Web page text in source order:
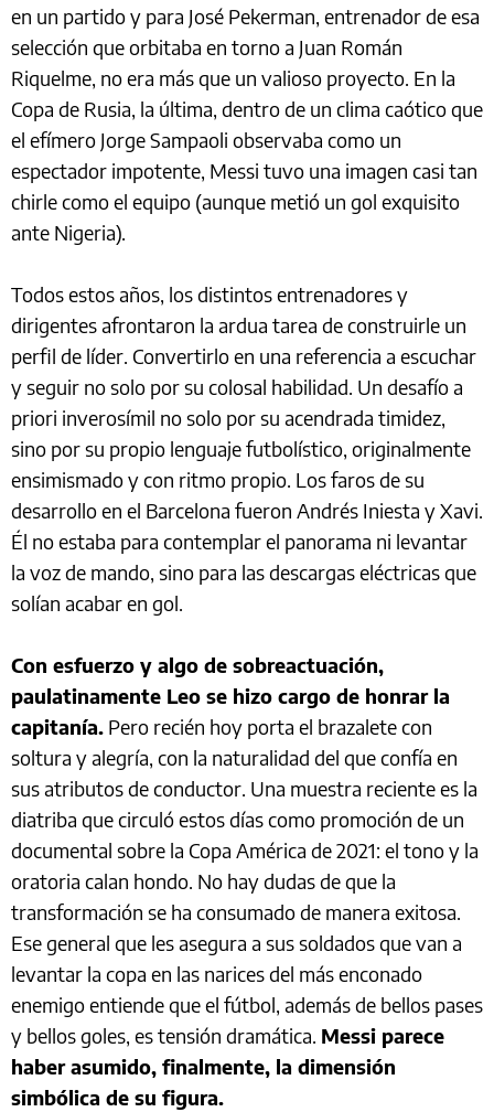
en un partido y para José Pekerman, entrenador de esa
selección que orbitaba en torno a Juan Román
Riquelme, no era más que un valioso proyecto. En la
Copa de Rusia, la última, dentro de un clima caótico que
el efímero Jorge Sampaoli observaba como un
espectador impotente, Messi tuvo una imagen casi tan
chirle como el equipo (aunque metió un gol exquisito
ante Nigeria).
Todos estos años, los distintos entrenadores y
dirigentes afrontaron la ardua tarea de construirle un
perfil de líder. Convertirlo en una referencia a escuchar
y seguir no solo por su colosal habilidad. Un desafío a
priori inverosímil no solo por su acendrada timidez,
sino por su propio lenguaje futbolístico, originalmente
ensimismado y con ritmo propio. Los faros de su
desarrollo en el Barcelona fueron Andrés Iniesta y Xavi.
Él no estaba para contemplar el panorama ni levantar
la voz de mando, sino para las descargas eléctricas que
solían acabar en gol.
Con esfuerzo y algo de sobreactuación,
paulatinamente Leo se hizo cargo de honrar la
capitanía. Pero recién hoy porta el brazalete con
soltura y alegría, con la naturalidad del que confía en
sus atributos de conductor. Una muestra reciente es la
diatriba que circuló estos días como promoción de un
documental sobre la Copa América de 2021: el tono y la
oratoria calan hondo. No hay dudas de que la
transformación se ha consumado de manera exitosa.
Ese general que les asegura a sus soldados que van a
levantar la copa en las narices del más enconado
enemigo entiende que el fútbol, además de bellos pases
y bellos goles, es tensión dramática. Messi parece
haber asumido, finalmente, la dimensión
simbólica de su figura.